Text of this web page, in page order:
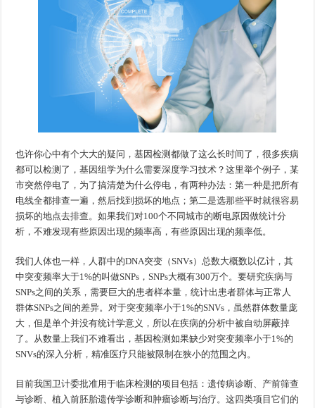
也许你心中有个大大的疑问，基因检测都做了这么长时间了，很多疾病
都可以检测了，基因组学为什么需要深度学习技术？这里举个例子，某
市突然停电了，为了搞清楚为什么停电，有两种办法：第一种是把所有
电线全都排查一遍，然后找到损坏的地点；第二是选那些平时就很容易
损坏的地点去排查。如果我们对100个不同城市的断电原因做统计分
析，不难发现有些原因出现的频率高，有些原因出现的频率低。
我们人体也一样，人群中的DNA突变（SNVs）总数大概数以亿计，其
中突变频率大于1%的叫做SNPs，SNPs大概有300万个。要研究疾病与
SNPs之间的关系，需要巨大的患者样本量，统计出患者群体与正常人
群体SNPs之间的差异。对于突变频率小于1%的SNVs，虽然群体数量庞
大，但是单个并没有统计学意义，所以在疾病的分析中被自动屏蔽掉
了。从数量上我们不难看出，基因检测如果缺少对突变频率小于1%的
SNVs的深入分析，精准医疗只能被限制在狭小的范围之内。
目前我国卫计委批准用于临床检测的项目包括：遗传病诊断、产前筛查
与诊断、植入前胚胎遗传学诊断和肿瘤诊断与治疗。这四类项目它们的